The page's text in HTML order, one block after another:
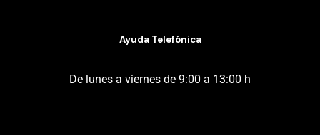
Ayuda Telefónica
De lunes a viernes de 9:00 a 13:00 h